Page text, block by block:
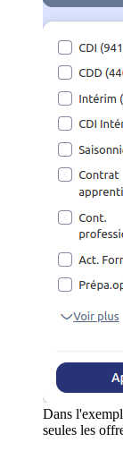
Dans
seules les